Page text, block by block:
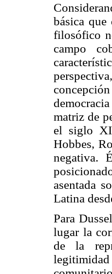
básica
filosófico
campo
matriz de
el siglo
Hobbes,
negativa.
asentada
Latina
Para
lugar la
de la